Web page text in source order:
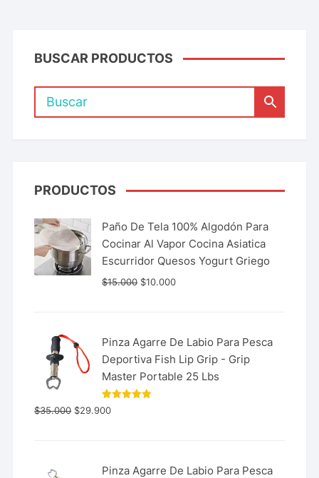
BUSCAR PRODUCTOS
PRODUCTOS
Paño De Tela 100% Algodón Para
Cocinar Al Vapor Cocina Asiatica
Escurridor Quesos Yogurt Griego
$15.000 $10.000
Pinza Agarre De Labio Para Pesca
Deportiva Fish Lip Grip - Grip
Master Portable 25 Lbs
Valorado
con
$35.000 $29.900
Pinza Agarre De Labio Para Pesca